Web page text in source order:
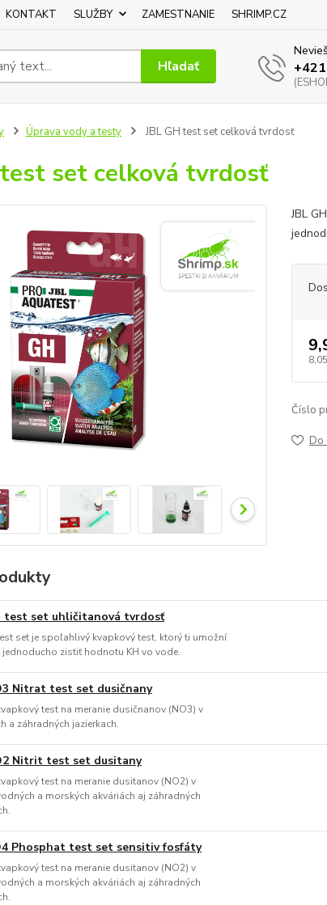
KONTAKT SLUŽBY ZAMESTNANIE SHRIMP.CZ
Hľadať
Úprava vody a testy JBL GH test set celková tvrdosť
set celková tvrdosť
JBL
Číslo
Do
test set uhličitanová tvrdosť
set je spoľahlivý kvapkový test, ktorý ti umožní
jednoducho zistiť hodnotu KH vo vode.
Nitrat test set dusičnany
test na meranie dusičnanov (NO3) v
a záhradných jazierkach.
Nitrit test set dusitany
test na meranie dusitanov (NO2) v
a morských akváriách aj záhradných
Phosphat test set sensitiv fosfáty
test na meranie dusitanov (NO2) v
a morských akváriách aj záhradných